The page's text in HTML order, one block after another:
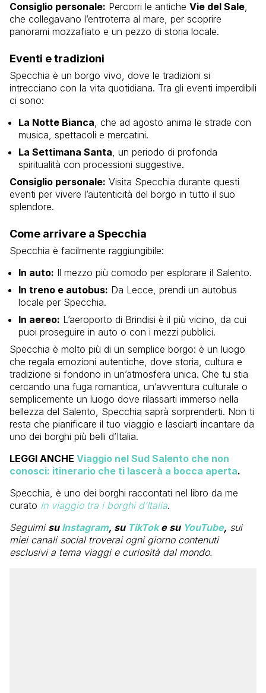
Consiglio personale: Percorri le antiche Vie del Sale,
che collegavano l’entroterra al mare, per scoprire
panorami mozzafiato e un pezzo di storia locale.
Eventi e tradizioni
Specchia è un borgo vivo, dove le tradizioni si
intrecciano con la vita quotidiana. Tra gli eventi imperdibili
ci sono:
La Notte Bianca, che ad agosto anima le strade con
musica, spettacoli e mercatini.
La Settimana Santa, un periodo di profonda
spiritualità con processioni suggestive.
Consiglio personale: Visita Specchia durante questi
eventi per vivere l’autenticità del borgo in tutto il suo
splendore.
Come arrivare a Specchia
Specchia è facilmente raggiungibile:
In auto: Il mezzo più comodo per esplorare il Salento.
In treno e autobus: Da Lecce, prendi un autobus
locale per Specchia.
In aereo: L’aeroporto di Brindisi è il più vicino, da cui
puoi proseguire in auto o con i mezzi pubblici.
Specchia è molto più di un semplice borgo: è un luogo
che regala emozioni autentiche, dove storia, cultura e
tradizione si fondono in un’atmosfera unica. Che tu stia
cercando una fuga romantica, un’avventura culturale o
semplicemente un luogo dove rilassarti immerso nella
bellezza del Salento, Specchia saprà sorprenderti. Non ti
resta che pianificare il tuo viaggio e lasciarti incantare da
uno dei borghi più belli d’Italia.
LEGGI ANCHE Viaggio nel Sud Salento che non
conosci: itinerario che ti lascerà a bocca aperta.
Specchia, è uno dei borghi raccontati nel libro da me
curato In viaggio tra i borghi d’Italia.
Seguimi su Instagram, su TikToke su YouTube, sui
miei canali social troverai ogni giorno contenuti
esclusivi a tema viaggi e curiosità dal mondo.